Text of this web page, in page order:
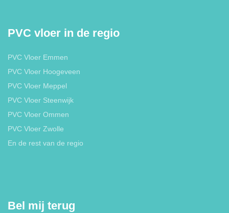
PVC vloer in de regio
PVC Vloer Emmen
PVC Vloer Hoogeveen
PVC Vloer Meppel
PVC Vloer Steenwijk
PVC Vloer Ommen
PVC Vloer Zwolle
En de rest van de regio
Bel mij terug